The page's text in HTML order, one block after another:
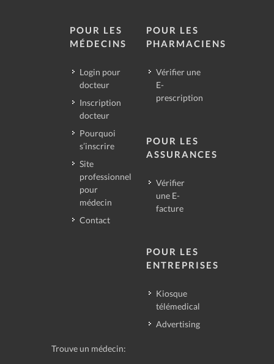
POUR LES
MÉDECINS
Login pour
docteur
Inscription
docteur
Pourquoi
s’inscrire
Site
professionnel
pour
médecin
Contact
POUR LES
PHARMACIENS
Vérifier une
E-
prescription
POUR LES
ASSURANCES
Vérifier
une E-
facture
POUR LES
ENTREPRISES
Kiosque
télémedical
Advertising
Trouve un médecin: